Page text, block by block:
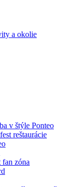
a okolie
v štýle Ponteo
reštaurácie
fan zóna